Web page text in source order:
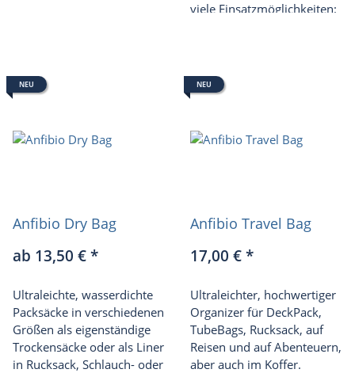
viele Einsatzmöglichkeiten:
Wildswimming sowie als
Hüfttasche bei
Abenteuern im täglichen
Leben.
NEU
Anfibio Dry Bag
ab 13,50 €*
Ultraleichte, wasserdichte
Packsäcke in verschiedenen
Größen als eigenständige
Trockensäcke oder als Liner
in Rucksack, Schlauch- oder
NEU
Anfibio Travel Bag
17,00 €*
Ultraleichter, hochwertiger
Organizer für DeckPack,
TubeBags, Rucksack, auf
Reisen und auf Abenteuern,
aber auch im Koffer.